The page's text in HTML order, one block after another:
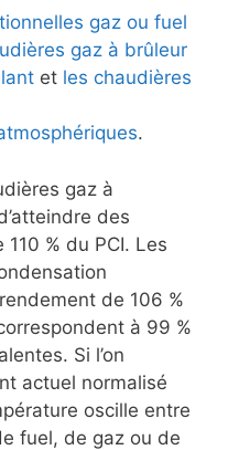
gaz ou fuel
gaz à brûleur
et les chaudières
.
gaz à
des
% du PCI. Les
de 106 %
à 99 %
Si l’on
actuel normalisé
oscille entre
fuel, de gaz ou de